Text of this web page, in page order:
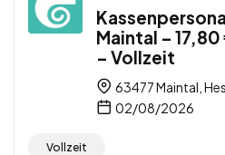
Maintal –
– Vollzeit
63477 Maintal,
02/08/2026
Vollzeit